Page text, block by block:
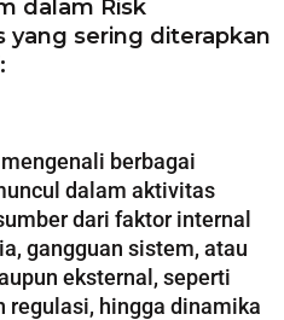
dalam Risk
yang sering diterapkan
berbagai
dalam aktivitas
dari faktor internal
gangguan sistem, atau
eksternal, seperti
regulasi, hingga dinamika